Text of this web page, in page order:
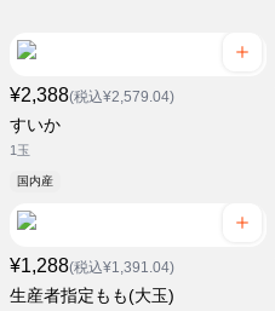
¥2,388(税込¥2,579.04)
すいか
1玉
国内産
¥1,288(税込¥1,391.04)
生産者指定もも(大玉)